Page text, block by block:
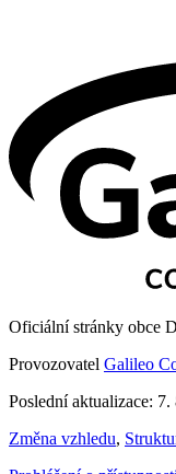
Oficiální stránky obce
Provozovatel Galileo
Poslední aktualizace: 7.
Změna vzhledu,